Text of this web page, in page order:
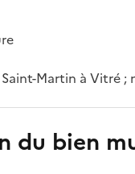
Martin à Vitré ;
du bien